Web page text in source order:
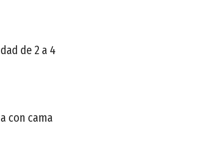
de 2 a 4
con cama